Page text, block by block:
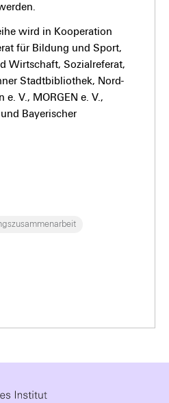
wird in Kooperation
für Bildung und Sport,
Wirtschaft, Sozialreferat,
Stadtbibliothek, Nord-
V., MORGEN e. V.,
Bayerischer